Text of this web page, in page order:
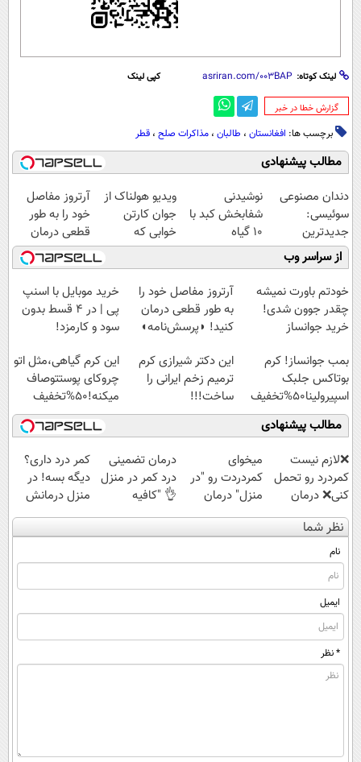
لینک کوتاه: کپی لینک
‌گزارش خطا در خبر
برچسب ها: افغانستان ، طالبان ، مذاکرات صلح ، قطر
مطالب پیشنهادی
دندان مصنوعی
سوئیسی:
جدیدترین
فناوری اروپا،
سبک و مقاوم |
پرداخت قسطی
نوشیدنی
شفابخش کبد با
10 گیاه
موثر(تخفیف تا
امشب)
ویدیو هولناک از
جوان کارتن
خوابی که
میلیاردر شد.
آموزش رایگان
آرتروز مفاصل
خود را به طور
قطعی درمان
کنید!
◗پرسش‌نامه◖
از سراسر وب
خودتم باورت نمیشه
چقدر جوون شدی!
خرید جوانساز
ویژه
آرتروز مفاصل خود را
به طور قطعی درمان
کنید! ◗پرسش‌نامه◖
خرید موبایل با اسنپ
پی | در ۴ قسط بدون
سود و کارمزد!
بمب جوانساز! کرم
بوتاکس جلبک
اسپیرولینا50%تخفیف
این دکتر شیرازی کرم
ترمیم زخم ایرانی را
ساخت!!!
این کرم گیاهی،مثل اتو
چروکای پوستتوصاف
میکنه!50%تخفیف
مطالب پیشنهادی
❌لازم نیست
کمردرد رو تحمل
کنی❌ درمان
بدون جراحی و
قرص
(پرسشنامه)
میخوای
کمردردت رو "در
منزل" درمان
کنی؟ (◂فیلم +
◂پرسش‌نامه)
درمان تضمینی
درد کمر در منزل
👌 "کافیه
پرسش‌نامه رو پر
کنی"
کمر درد داری؟
دیگه بسه! در
منزل درمانش
کن
(◀پرسش‌نامه)
نظر شما
نام
ایمیل
* نظر